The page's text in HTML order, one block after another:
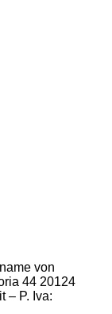
von
44 20124
– P. Iva: